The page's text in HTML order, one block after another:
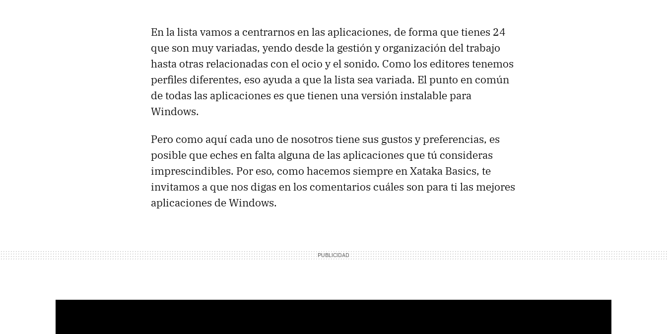
En la lista vamos a centrarnos en las aplicaciones, de forma que tienes 24
que son muy variadas, yendo desde la gestión y organización del trabajo
hasta otras relacionadas con el ocio y el sonido. Como los editores tenemos
perfiles diferentes, eso ayuda a que la lista sea variada. El punto en común
de todas las aplicaciones es que tienen una versión instalable para
Windows.
Pero como aquí cada uno de nosotros tiene sus gustos y preferencias, es
posible que eches en falta alguna de las aplicaciones que tú consideras
imprescindibles. Por eso, como hacemos siempre en Xataka Basics, te
invitamos a que nos digas en los comentarios cuáles son para ti las mejores
aplicaciones de Windows.